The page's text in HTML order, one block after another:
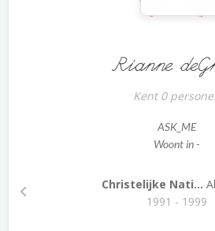
Rianne
Kent 0
ASK_ME
Woont in -
Christelijke Nati...
1991 - 1999